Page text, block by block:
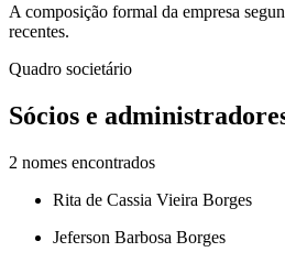
A composição formal da empresa
recentes.
Quadro societário
Sócios e
2 nomes encontrados
Rita de Cassia Vieira Borges
Jeferson Barbosa Borges